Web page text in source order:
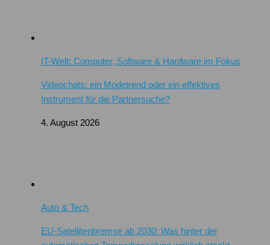
IT-Welt: Computer, Software & Hardware im Fokus
Videochats: ein Modetrend oder ein effektives
Instrument für die Partnersuche?
4. August 2026
Auto & Tech
EU-Satellitenbremse ab 2030: Was hinter der